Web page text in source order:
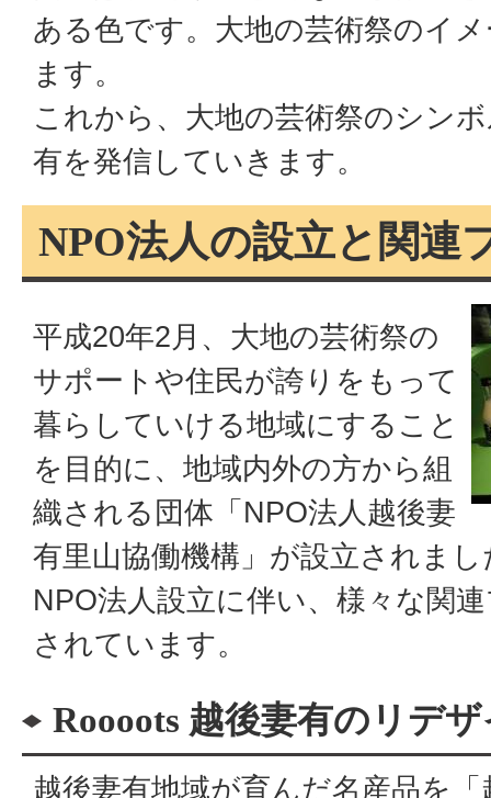
ある色です。大地の芸術祭のイ
ます。
これから、大地の芸術祭のシン
有を発信していきます。
NPO法人の設立と関連
平成20年2月、大地の芸術祭の
サポートや住民が誇りをもって
暮らしていける地域にすること
を目的に、地域内外の方から組
織される団体「NPO法人越後妻
有里山協働機構」が設立されまし
NPO法人設立に伴い、様々な関
されています。
Roooots 越後妻有のリデ
越後妻有地域が育んだ名産品を